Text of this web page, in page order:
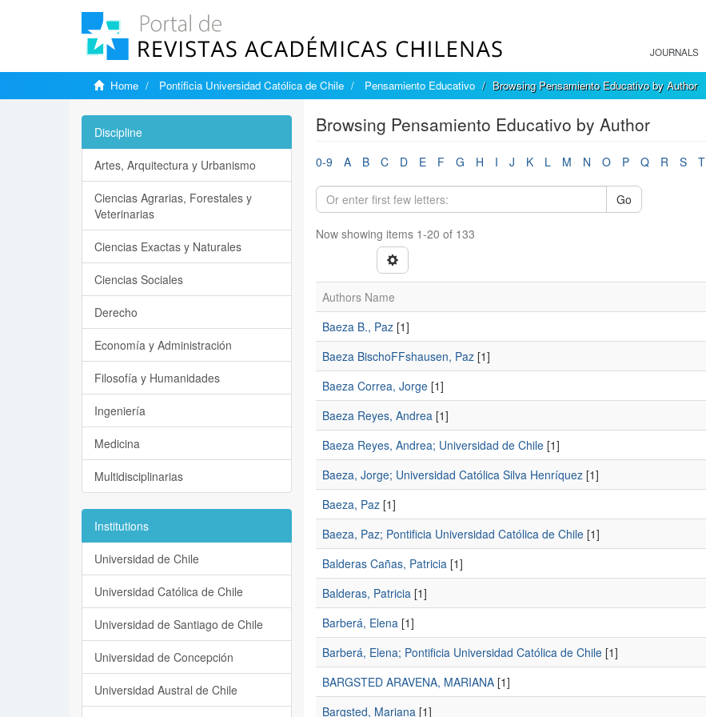
JOURNALS
Home Pontificia Universidad Católica de Chile Pensamiento Educativo Browsing Pensamiento Educativo by Author
Browsing Pensamiento Educativo by Author
0-9 A B C D E F G H I J K L M N O P Q R S T
Go
Now showing items 1-20 of 133
Authors Name
Baeza B., Paz[1]
Baeza BischoFFshausen, Paz[1]
Baeza Correa, Jorge[1]
Baeza Reyes, Andrea[1]
Baeza Reyes, Andrea; Universidad de Chile[1]
Baeza, Jorge; Universidad Católica Silva Henríquez[1]
Baeza, Paz[1]
Baeza, Paz; Pontificia Universidad Católica de Chile[1]
Balderas Cañas, Patricia[1]
Balderas, Patricia[1]
Barberá, Elena[1]
Barberá, Elena; Pontificia Universidad Católica de Chile[1]
BARGSTED ARAVENA, MARIANA[1]
Bargsted, Mariana[1]
Discipline
Artes, Arquitectura y Urbanismo
Ciencias Agrarias, Forestales y
Veterinarias
Ciencias Exactas y Naturales
Ciencias Sociales
Derecho
Economía y Administración
Filosofía y Humanidades
Ingeniería
Medicina
Multidisciplinarias
Institutions
Universidad de Chile
Universidad Católica de Chile
Universidad de Santiago de Chile
Universidad de Concepción
Universidad Austral de Chile